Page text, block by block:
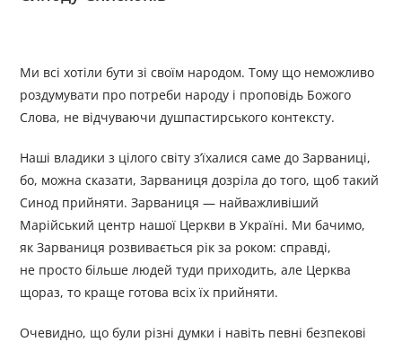
Ми всі хотіли бути зі своїм народом. Тому що неможливо
роздумувати про потреби народу і проповідь Божого
Слова, не відчуваючи душпастирського контексту.
Наші владики з цілого світу з’їхалися саме до Зарваниці,
бо, можна сказати, Зарваниця дозріла до того, щоб такий
Синод прийняти. Зарваниця — найважливіший
Марійський центр нашої Церкви в Україні. Ми бачимо,
як Зарваниця розвивається рік за роком: справді,
не просто більше людей туди приходить, але Церква
щораз, то краще готова всіх їх прийняти.
Очевидно, що були різні думки і навіть певні безпекові